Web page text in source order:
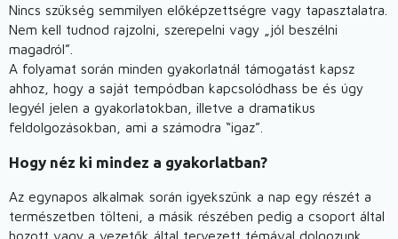
Nincs szükség semmilyen előképzettségre vagy tapasztalatra.
Nem kell tudnod rajzolni, szerepelni vagy „jól beszélni
magadról”.
A folyamat során minden gyakorlatnál támogatást kapsz
ahhoz, hogy a saját tempódban kapcsolódhass be és úgy
legyél jelen a gyakorlatokban, illetve a dramatikus
feldolgozásokban, ami a számodra “igaz”.
Hogy néz ki mindez a gyakorlatban?
Az egynapos alkalmak során igyekszünk a nap egy részét a
természetben tölteni, a másik részében pedig a csoport által
hozott vagy a vezetők által tervezett témával dolgozunk